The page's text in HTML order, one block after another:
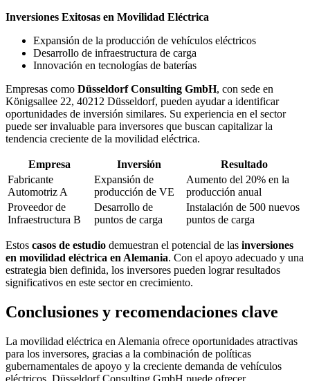
Inversiones Exitosas en Movilidad Eléctrica
Expansión de la producción de vehículos eléctricos
Desarrollo de infraestructura de carga
Innovación en tecnologías de baterías
Empresas como Düsseldorf Consulting GmbH, con sede en
Königsallee 22, 40212 Düsseldorf, pueden ayudar a identificar
oportunidades de inversión similares. Su experiencia en el sector
puede ser invaluable para inversores que buscan capitalizar la
tendencia creciente de la movilidad eléctrica.
Empresa Inversión
Resultado
Fabricante
Automotriz A
Expansión de
producción de VE
Aumento del 20% en la
producción anual
Proveedor de
Infraestructura B
Desarrollo de
puntos de carga
Instalación de 500 nuevos
puntos de carga
Estos casos de estudio demuestran el potencial de las inversiones
en movilidad eléctrica en Alemania. Con el apoyo adecuado y una
estrategia bien definida, los inversores pueden lograr resultados
significativos en este sector en crecimiento.
Conclusiones y recomendaciones clave
La movilidad eléctrica en Alemania ofrece oportunidades atractivas
para los inversores, gracias a la combinación de políticas
gubernamentales de apoyo y la creciente demanda de vehículos
eléctricos. Düsseldorf Consulting GmbH puede ofrecer